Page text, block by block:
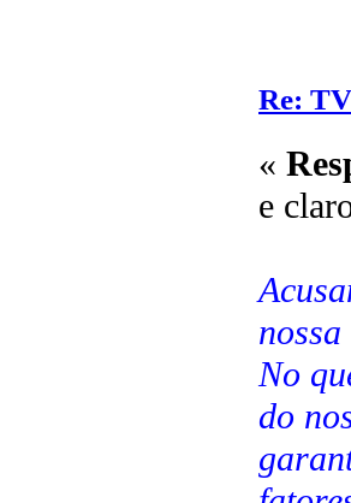
Re:
«
e
No
do